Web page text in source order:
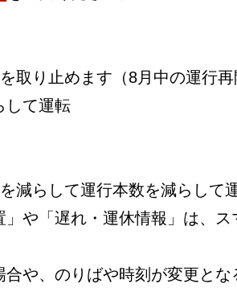
取り止めます（8月中の運行再
して運転
減らして運行本数を減らして
や「遅れ・運休情報」は、
や、のりばや時刻が変更と